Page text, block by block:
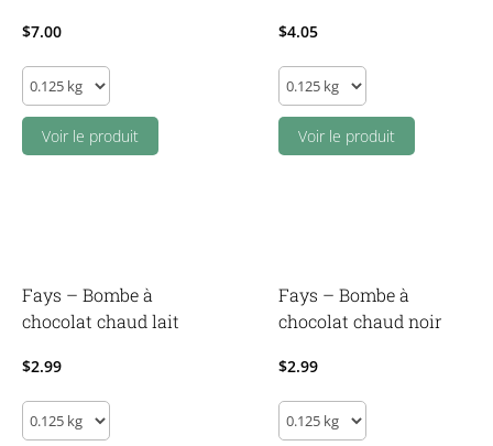
$7.00
Yogourt
sucre
d'érable
Voir le produit
$4.05
Fays
-
PtitsVoir le produit
Fays – Bombe à
chocolat chaud lait
$2.99
Fays
Fays – Bombe à
chocolat chaud noir
$2.99
Fays